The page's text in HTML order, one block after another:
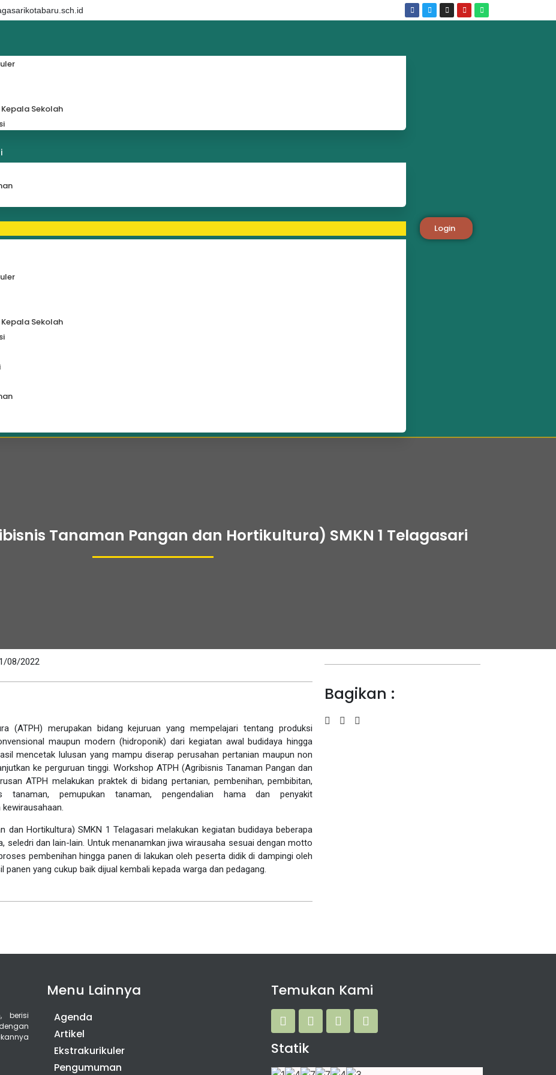
Sekolah
Sekolah
Login
Tanaman Pangan dan Hortikultura) SMKN 1 Telagasari
08/2022
(ATPH) merupakan bidang kejuruan yang mempelajari tentang produksi
maupun modern (hidroponik) dari kegiatan awal budidaya hingga
mencetak lulusan yang mampu diserap perusahan pertanian maupun non
ke perguruan tinggi.Workshop ATPH (Agribisnis Tanaman Pangan dan
ATPH melakukan praktek di bidang pertanian, pembenihan, pembibitan,
tanaman, pemupukan tanaman, pengendalian hama dan penyakit
dan Hortikultura) SMKN 1 Telagasari melakukan kegiatan budidaya beberapa
seledri dan lain-lain. Untuk menanamkan jiwa wirausaha sesuai dengan motto
pembenihan hingga panen di lakukan oleh peserta didik di dampingi oleh
yang cukup baik dijual kembali kepada warga dan pedagang.
Bagikan :
berisi
Menu Lainnya
Agenda
Artikel
Ekstrakurikuler
Pengumuman
Temukan Kami
Statik